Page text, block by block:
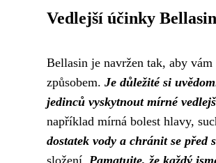
Vedlejší účinky
Bellasin je navržen tak, aby
způsobem. Je důležité si
jedinců vyskytnout mírné
například mírná bolest hlavy,
dostatek vody a chránit se před